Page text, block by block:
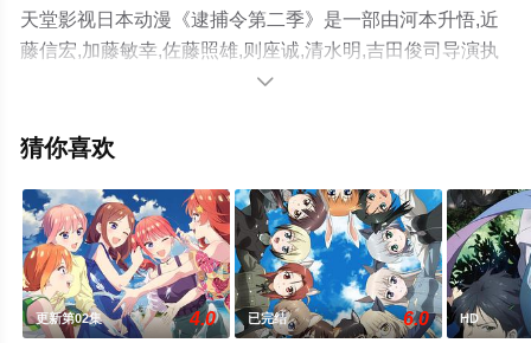
天堂影视日本动漫《逮捕令第二季》是一部由河本升悟,近
藤信宏,加藤敏幸,佐藤照雄,则座诚,清水明,吉田俊司导演执
导，玉川纱己子,平松晶子,小樱悦子,松本梨香,岛田敏,关智
剧情已揭晓（已完结），免费观看高清无删减完整版动漫
电视猫或剧情网等平台了解。

猜你喜欢
更新第02集 4.0 已完结 6.0 HD